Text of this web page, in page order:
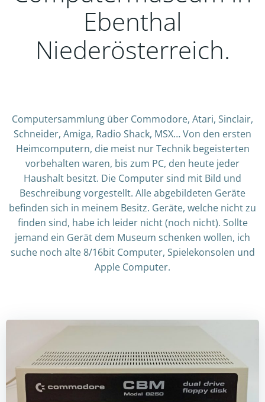
Ebenthal
Niederösterreich.
Computersammlung über Commodore, Atari, Sinclair,
Schneider, Amiga, Radio Shack, MSX… Von den ersten
Heimcomputern, die meist nur Technik begeisterten
vorbehalten waren, bis zum PC, den heute jeder
Haushalt besitzt. Die Computer sind mit Bild und
Beschreibung vorgestellt. Alle abgebildeten Geräte
befinden sich in meinem Besitz. Geräte, welche nicht zu
finden sind, habe ich leider nicht (noch nicht). Sollte
jemand ein Gerät dem Museum schenken wollen, ich
suche noch alte 8/16bit Computer, Spielekonsolen und
Apple Computer.